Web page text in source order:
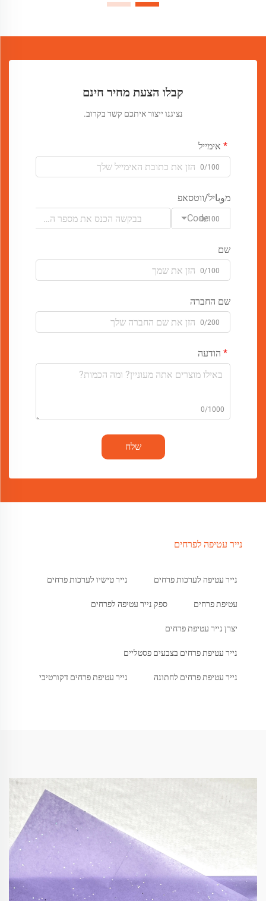
קבלו הצעת מחיר חינם
נציגנו ייצור איתכם קשר בקרוב.
אימייל
0/100
מوباיל/ווטסאפ
Code0/100
שם
0/100
שם החברה
0/200
הודעה
0/1000
שלח
נייר עטיפה לפרחים
נייר עטיפה לערכות פרחים נייר טישיו לערכות פרחים
עטיפת פרחים ספק נייר עטיפה לפרחים
יצרן נייר עטיפת פרחים
נייר עטיפת פרחים בצבעים פסטליים
נייר עטיפת פרחים לחתונה נייר עטיפת פרחים דקורטיבי